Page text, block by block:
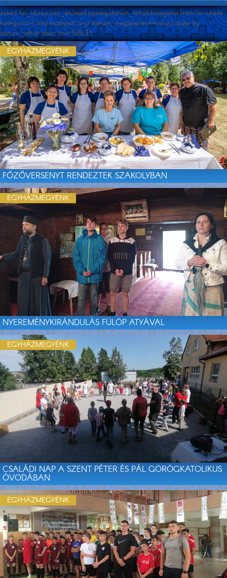
select hir_id,cim,cim_en,lead,szoveg,datum_feltolt,kategoria from hir where
kategoria=1 and kozzetett and datum_megjelenes<=now() order by
datum_feltolt desc limit 1851,33
FŐZŐVERSENYT RENDEZTEK SZAKOLYBAN
EGYHÁZMEGYÉNK
NYEREMÉNYKIRÁNDULÁS FÜLÖP ATYÁVAL
EGYHÁZMEGYÉNK
CSALÁDI NAP A SZENT PÉTER ÉS PÁL GÖRÖGKATOLIKUS
ÓVODÁBAN
EGYHÁZMEGYÉNK
EGYHÁZMEGYÉNK